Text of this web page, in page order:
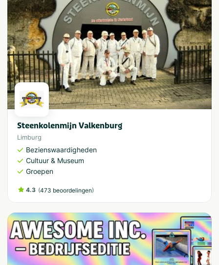
Steenkolenmijn Valkenburg
Limburg
Bezienswaardigheden
Cultuur & Museum
Groepen
4.3 (473 beoordelingen)